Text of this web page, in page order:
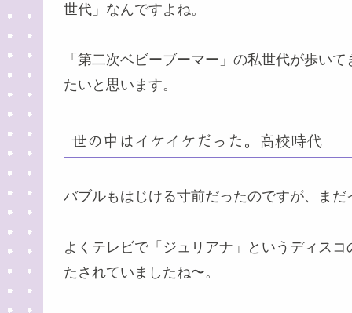
世代」なんですよね。
「第二次ベビーブーマー」の私世代が歩い
たいと思います。
世の中はイケイケだった。高校時代
バブルもはじける寸前だったのですが、まだ
よくテレビで「ジュリアナ」というディス
たされていましたね〜。